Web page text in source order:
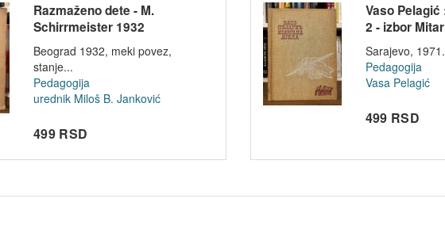
Razmaženo dete - M.
Schirrmeister 1932
Beograd 1932, meki povez,
stanje...
Pedagogija
urednik Miloš B. Janković
499 RSD
Vaso
2 - izbor
Sarajevo,
Pedagogija
Vasa Pelagić
499 RSD